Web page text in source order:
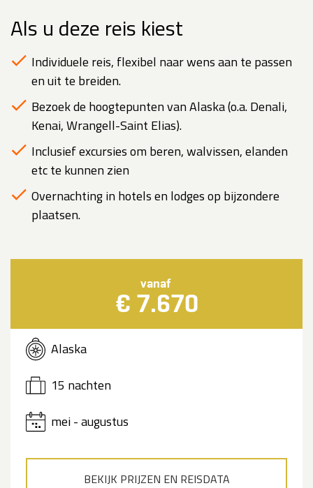
Als u deze reis kiest
Individuele reis, flexibel naar wens aan te passen
en uit te breiden.
Bezoek de hoogtepunten van Alaska (o.a. Denali,
Kenai, Wrangell-Saint Elias).
Inclusief excursies om beren, walvissen, elanden
etc te kunnen zien
Overnachting in hotels en lodges op bijzondere
plaatsen.
vanaf
€ 7.670
Alaska
15 nachten
mei - augustus
BEKIJK PRIJZEN EN REISDATA